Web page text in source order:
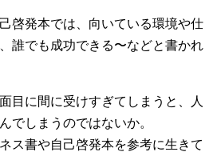
啓発本では、向いている環境や仕
誰でも成功できる〜などと書かれ
目に間に受けすぎてしまうと、人
でしまうのではないか。
ス書や自己啓発本を参考に生きて